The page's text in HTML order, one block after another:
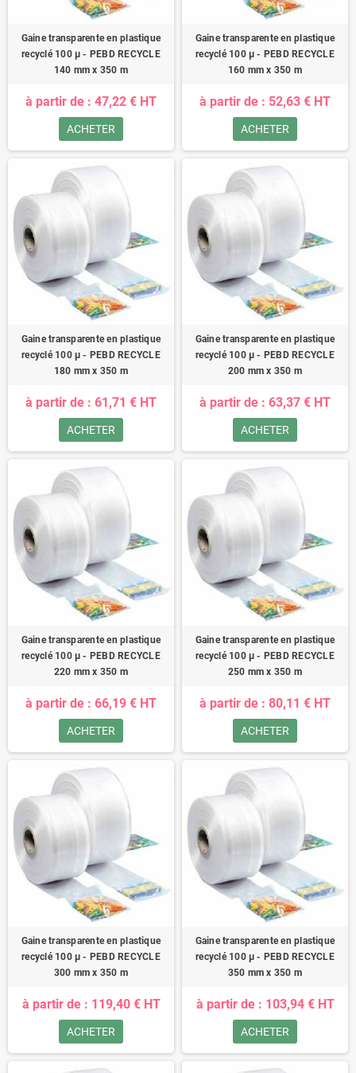
Gaine transparente en plastique
recyclé 100 µ - PEBD RECYCLE
140 mm x 350 m
à partir de : 47,22 € HT
ACHETER
Gaine transparente en plastique
recyclé 100 µ - PEBD RECYCLE
160 mm x 350 m
à partir de : 52,63 € HT
ACHETER
Gaine transparente en plastique
recyclé 100 µ - PEBD RECYCLE
180 mm x 350 m
à partir de : 61,71 € HT
ACHETER
Gaine transparente en plastique
recyclé 100 µ - PEBD RECYCLE
200 mm x 350 m
à partir de : 63,37 € HT
ACHETER
Gaine transparente en plastique
recyclé 100 µ - PEBD RECYCLE
220 mm x 350 m
à partir de : 66,19 € HT
ACHETER
Gaine transparente en plastique
recyclé 100 µ - PEBD RECYCLE
250 mm x 350 m
à partir de : 80,11 € HT
ACHETER
Gaine transparente en plastique
recyclé 100 µ - PEBD RECYCLE
300 mm x 350 m
à partir de : 119,40 € HT
ACHETER
Gaine transparente en plastique
recyclé 100 µ - PEBD RECYCLE
350 mm x 350 m
à partir de : 103,94 € HT
ACHETER